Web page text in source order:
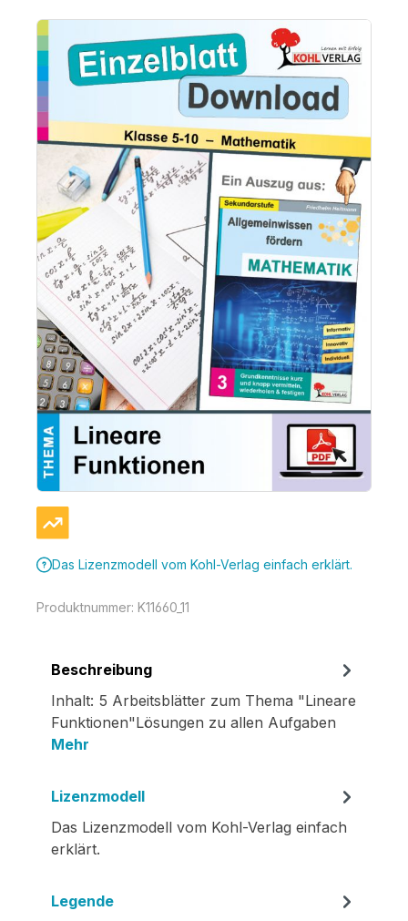
Bildergalerie überspringen
Das Lizenzmodell vom Kohl-Verlag einfach erklärt.
Produktnummer: K11660_11
Beschreibung
Inhalt: 5 Arbeitsblätter zum Thema "Lineare
Funktionen"Lösungen zu allen Aufgaben
Mehr
Lizenzmodell
Das Lizenzmodell vom Kohl-Verlag einfach
erklärt.
Legende